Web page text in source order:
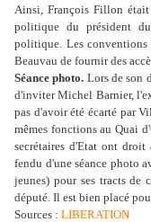
Ainsi, François Fillon
politique du président
politique. Les conventions
Beauvau de fournir des
Séance photo. Lors de son
d'inviter Michel Barnier,
pas d'avoir été écarté par
mêmes fonctions au Quai
secrétaires d'Etat ont droit
fendu d'une séance photo
jeunes) pour ses tracts de
député. Il est bien placé
Sources : LIBERATION